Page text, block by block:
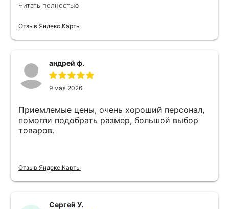
Читать полностью
Отзыв Яндекс.Карты
андрей ф.
9 мая 2026
Приемлемые цены, очень хороший персонал,
помогли подобрать размер, большой выбор
товаров.
Отзыв Яндекс.Карты
Сергей У.